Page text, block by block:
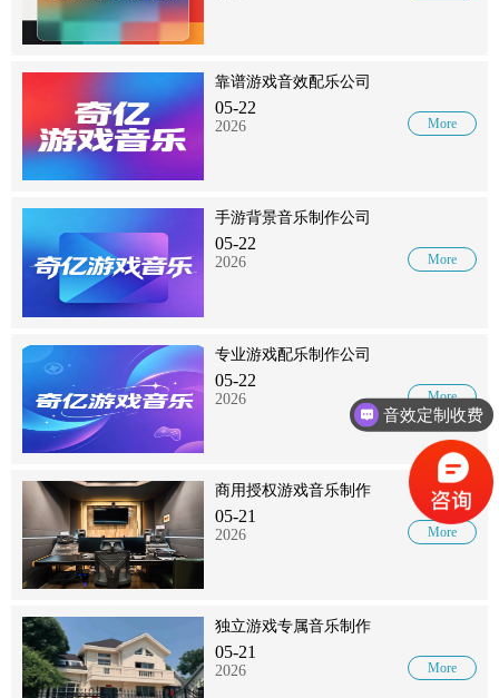
靠谱游戏音效配乐公司
05-22
2026 More
手游背景音乐制作公司
05-22
2026 More
专业游戏配乐制作公司
05-22
2026 More
商用授权游戏音乐制作
05-21
2026 More
独立游戏专属音乐制作
05-21
2026 More
音效定制收费